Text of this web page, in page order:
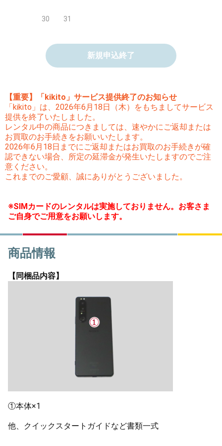
30 31
新規申込終了
【重要】「kikito」サービス提供終了のお知らせ
「kikito」は、2026年6月18日（木）をもちましてサービス
提供を終了いたしました。
レンタル中の商品につきましては、速やかにご返却または
お買取のお手続きをお願いいたします。
2026年6月18日までにご返却またはお買取のお手続きが確
認できない場合、所定の延滞金が発生いたしますのでご注
意ください。
これまでのご愛顧、誠にありがとうございました。
※SIMカードのレンタルは実施しておりません。お客さま
ご自身でご用意をお願いします。
商品情報
【同梱品内容】
①本体×1
他、クイックスタートガイドなど書類一式